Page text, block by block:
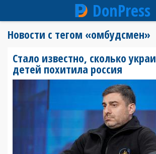
содержанию
DonPress
Новости с тегом «омбудсмен»
Стало известно, сколько
детей похитила россия